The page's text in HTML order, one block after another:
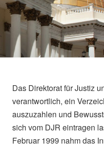
Das Direktorat für Justiz
verantwortlich, ein
auszuzahlen und
sich vom DJR eintragen
Februar 1999 nahm das